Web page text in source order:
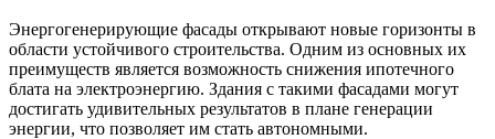
Энергогенерирующие фасады открывают новые горизонты в
области устойчивого строительства. Одним из основных их
преимуществ является возможность снижения ипотечного
блата на электроэнергию. Здания с такими фасадами могут
достигать удивительных результатов в плане генерации
энергии, что позволяет им стать автономными.